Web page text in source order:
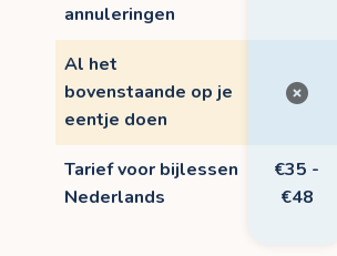
annuleringen
Al het
bovenstaande op je
eentje doen
Tarief voor bijlessen
Nederlands
€35 -
€48